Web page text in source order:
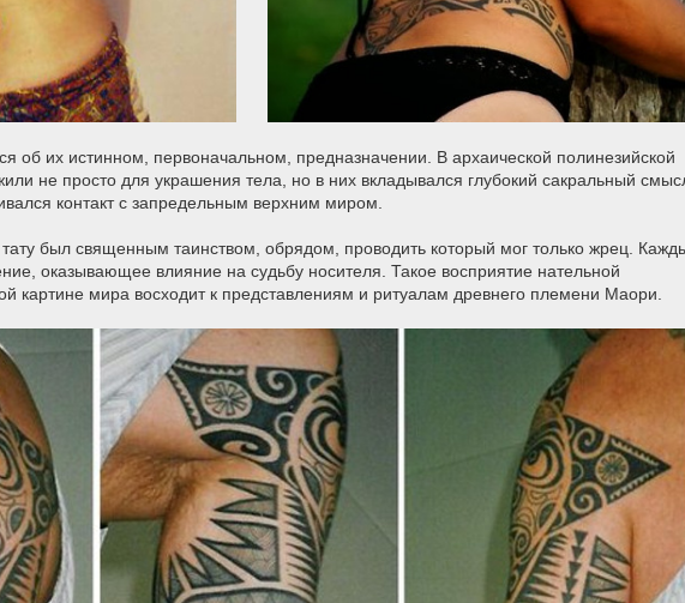
об их истинном, первоначальном, предназначении. В архаической полинезийской
не просто для украшения тела, но в них вкладывался глубокий сакральный
контакт с запредельным верхним миром.
был священным таинством, обрядом, проводить который мог только жрец.
оказывающее влияние на судьбу носителя. Такое восприятие нательной
картине мира восходит к представлениям и ритуалам древнего племени Маори.